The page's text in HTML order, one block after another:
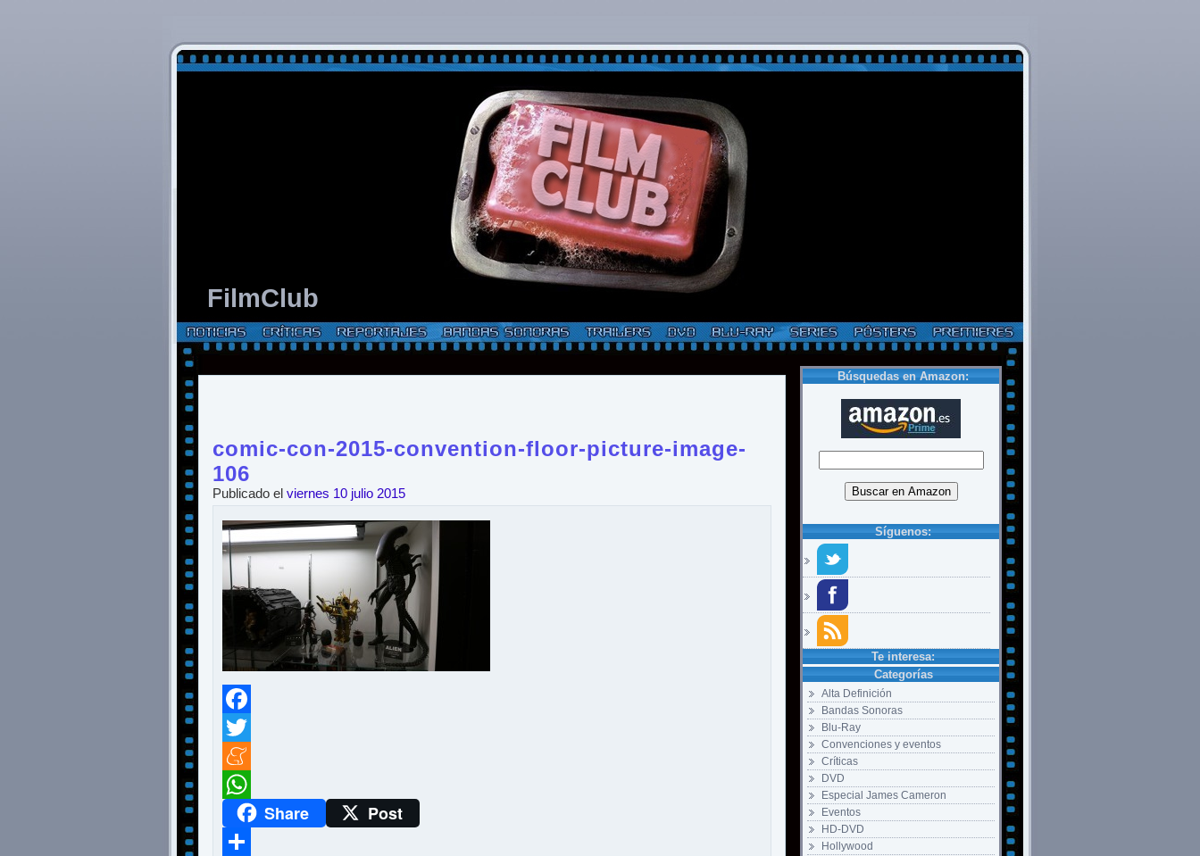
FilmClub
Búsquedas en Amazon:
Síguenos:
Te interesa:
Categorías
Alta Definición
Bandas Sonoras
Blu-Ray
Convenciones y eventos
Críticas
DVD
Especial James Cameron
Eventos
HD-DVD
Hollywood
comic-con-2015-convention-floor-picture-image-
106
Publicado el viernes 10 julio 2015
Facebook
Twitter
Meneame
WhatsAppShare Post